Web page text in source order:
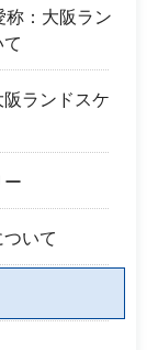
称：大阪ラン
ランドスケ
ー
いて